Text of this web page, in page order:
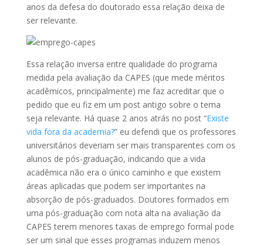
anos da defesa do doutorado essa relação deixa de
ser relevante.
Essa relação inversa entre qualidade do programa
medida pela avaliação da CAPES (que mede méritos
acadêmicos, principalmente) me faz acreditar que o
pedido que eu fiz em um post antigo sobre o tema
seja relevante. Há quase 2 anos atrás no post “Existe
vida fora da academia?” eu defendi que os professores
universitários deveriam ser mais transparentes com os
alunos de pós-graduação, indicando que a vida
acadêmica não era o único caminho e que existem
áreas aplicadas que podem ser importantes na
absorção de pós-graduados. Doutores formados em
uma pós-graduação com nota alta na avaliação da
CAPES terem menores taxas de emprego formal pode
ser um sinal que esses programas induzem menos